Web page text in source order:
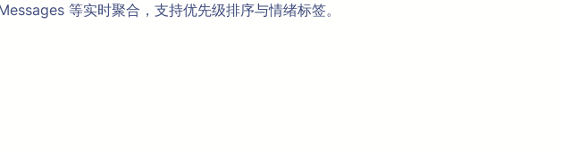
等实时聚合，支持优先级排序与情绪标签。